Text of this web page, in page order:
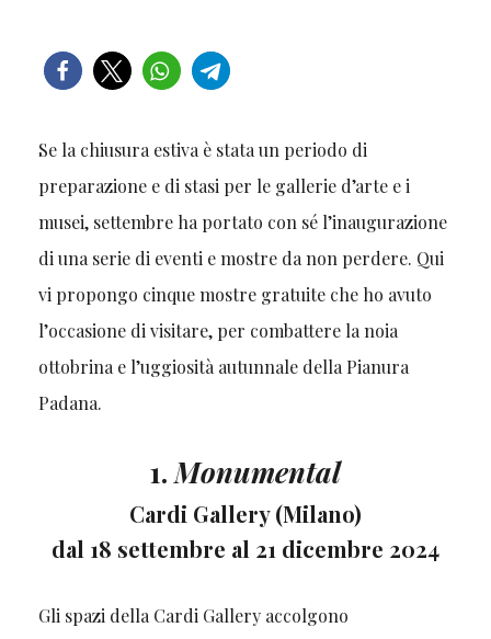
Se la chiusura estiva è stata un periodo di
preparazione e di stasi per le gallerie d’arte e i
musei, settembre ha portato con sé l’inaugurazione
di una serie di eventi e mostre da non perdere. Qui
vi propongo cinque mostre gratuite che ho avuto
l’occasione di visitare, per combattere la noia
ottobrina e l’uggiosità autunnale della Pianura
Padana.
1.Monumental
Cardi Gallery (Milano)
dal 18 settembre al 21 dicembre 2024
Gli spazi della Cardi Gallery accolgono